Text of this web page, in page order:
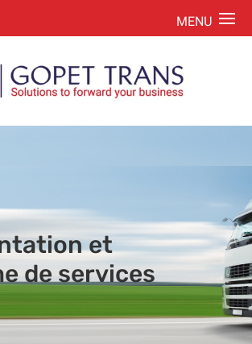
et
de services